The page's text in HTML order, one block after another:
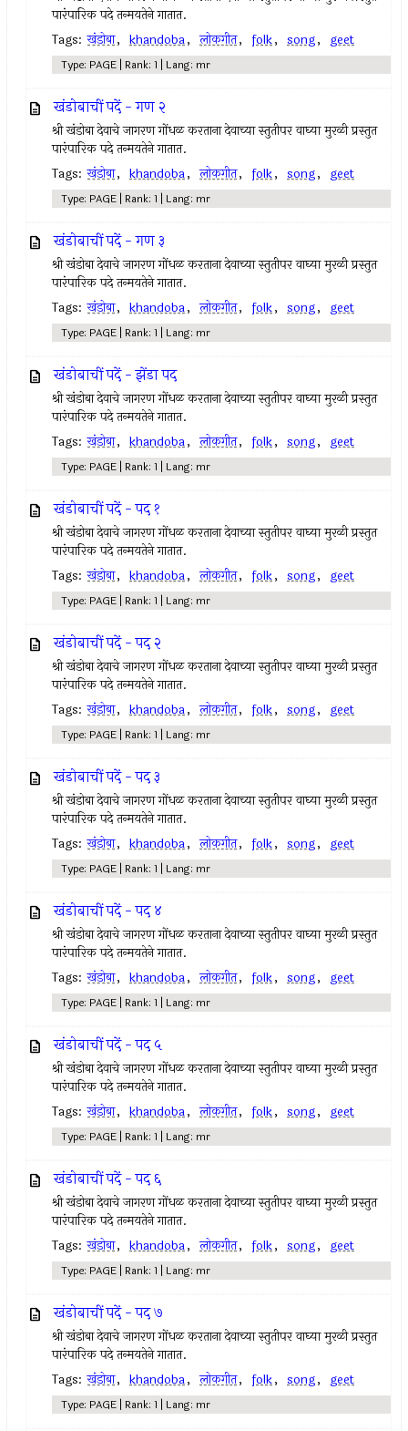
पारंपारिक पदे तन्मयतेने गातात.
Tags: खंडोबा, khandoba, लोकगीत, folk, song, geet
Type: PAGE | Rank: 1 | Lang: mr
खंडोबाचीं पदें - गण २
श्री खंडोबा देवाचे जागरण गोंधळ करताना देवाच्या स्तुतीपर वाघ्या मुरळी प्रस्तुत
पारंपारिक पदे तन्मयतेने गातात.
Tags: खंडोबा, khandoba, लोकगीत, folk, song, geet
Type: PAGE | Rank: 1 | Lang: mr
खंडोबाचीं पदें - गण ३
श्री खंडोबा देवाचे जागरण गोंधळ करताना देवाच्या स्तुतीपर वाघ्या मुरळी प्रस्तुत
पारंपारिक पदे तन्मयतेने गातात.
Tags: खंडोबा, khandoba, लोकगीत, folk, song, geet
Type: PAGE | Rank: 1 | Lang: mr
खंडोबाचीं पदें - झेंडा पद
श्री खंडोबा देवाचे जागरण गोंधळ करताना देवाच्या स्तुतीपर वाघ्या मुरळी प्रस्तुत
पारंपारिक पदे तन्मयतेने गातात.
Tags: खंडोबा, khandoba, लोकगीत, folk, song, geet
Type: PAGE | Rank: 1 | Lang: mr
खंडोबाचीं पदें - पद १
श्री खंडोबा देवाचे जागरण गोंधळ करताना देवाच्या स्तुतीपर वाघ्या मुरळी प्रस्तुत
पारंपारिक पदे तन्मयतेने गातात.
Tags: खंडोबा, khandoba, लोकगीत, folk, song, geet
Type: PAGE | Rank: 1 | Lang: mr
खंडोबाचीं पदें - पद २
श्री खंडोबा देवाचे जागरण गोंधळ करताना देवाच्या स्तुतीपर वाघ्या मुरळी प्रस्तुत
पारंपारिक पदे तन्मयतेने गातात.
Tags: खंडोबा, khandoba, लोकगीत, folk, song, geet
Type: PAGE | Rank: 1 | Lang: mr
खंडोबाचीं पदें - पद ३
श्री खंडोबा देवाचे जागरण गोंधळ करताना देवाच्या स्तुतीपर वाघ्या मुरळी प्रस्तुत
पारंपारिक पदे तन्मयतेने गातात.
Tags: खंडोबा, khandoba, लोकगीत, folk, song, geet
Type: PAGE | Rank: 1 | Lang: mr
खंडोबाचीं पदें - पद ४
श्री खंडोबा देवाचे जागरण गोंधळ करताना देवाच्या स्तुतीपर वाघ्या मुरळी प्रस्तुत
पारंपारिक पदे तन्मयतेने गातात.
Tags: खंडोबा, khandoba, लोकगीत, folk, song, geet
Type: PAGE | Rank: 1 | Lang: mr
खंडोबाचीं पदें - पद ५
श्री खंडोबा देवाचे जागरण गोंधळ करताना देवाच्या स्तुतीपर वाघ्या मुरळी प्रस्तुत
पारंपारिक पदे तन्मयतेने गातात.
Tags: खंडोबा, khandoba, लोकगीत, folk, song, geet
Type: PAGE | Rank: 1 | Lang: mr
खंडोबाचीं पदें - पद ६
श्री खंडोबा देवाचे जागरण गोंधळ करताना देवाच्या स्तुतीपर वाघ्या मुरळी प्रस्तुत
पारंपारिक पदे तन्मयतेने गातात.
Tags: खंडोबा, khandoba, लोकगीत, folk, song, geet
Type: PAGE | Rank: 1 | Lang: mr
खंडोबाचीं पदें - पद ७
श्री खंडोबा देवाचे जागरण गोंधळ करताना देवाच्या स्तुतीपर वाघ्या मुरळी प्रस्तुत
पारंपारिक पदे तन्मयतेने गातात.
Tags: खंडोबा, khandoba, लोकगीत, folk, song, geet
Type: PAGE | Rank: 1 | Lang: mr